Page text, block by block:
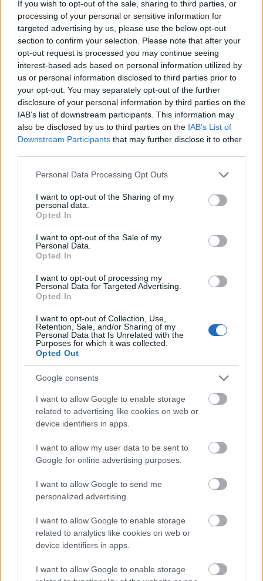
If you wish to opt-out of the sale, sharing to third parties, or
processing of your personal or sensitive information for
targeted advertising by us, please use the below opt-out
section to confirm your selection. Please note that after your
opt-out request is processed you may continue seeing
interest-based ads based on personal information utilized by
us or personal information disclosed to third parties prior to
your opt-out. You may separately opt-out of the further
disclosure of your personal information by third parties on the
IAB’s list of downstream participants. This information may
also be disclosed by us to third parties on the IAB’s List of
Downstream Participants that may further disclose it to other
Please note that this website/app uses one or more Google
not limited to your visit or usage behaviour. You may click to
grant or deny consent to Google and its third-party tags to
use your data for below specified purposes in below Google
consent section.
Personal Data Processing Opt Outs
I want to opt-out of the Sharing of my
personal data.
Opted In
I want to opt-out of the Sale of my
Personal Data.
Opted In
I want to opt-out of processing my
Personal Data for Targeted Advertising.
Opted In
I want to opt-out of Collection, Use,
Retention, Sale, and/or Sharing of my
Personal Data that Is Unrelated with the
Purposes for which it was collected.
Opted Out
Google consents
I want to allow Google to enable storage
related to advertising like cookies on web or
device identifiers in apps.
I want to allow my user data to be sent to
Google for online advertising purposes.
I want to allow Google to send me
personalized advertising.
I want to allow Google to enable storage
related to analytics like cookies on web or
device identifiers in apps.
I want to allow Google to enable storage
Η αγάπη του για την ποίηση και την
ιστορία
Λόγω των συχνών μετακινήσεων της οικογένειας
εκπαίδευση τουΤζιμδιακοπτόταν αφού συχνά
άλλαζε σχολείο. Παρ' όλα αυτά, ήταν ένας ευφυής
λογοτεχνία, την ποίηση, τη θεολογία, τη φιλοσοφία